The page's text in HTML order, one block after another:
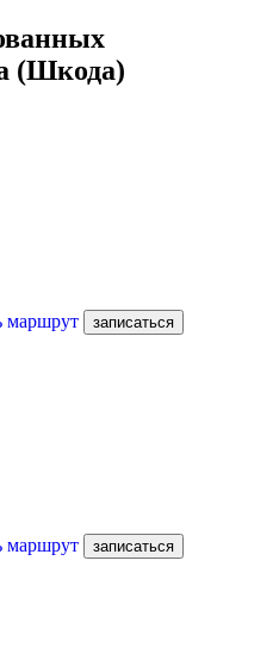
(Шкода)
маршрут записаться
маршрут записаться